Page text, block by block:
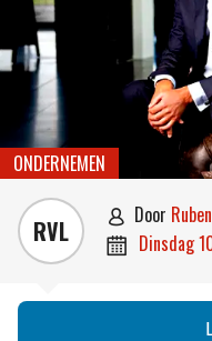
ONDERNEMEN
RVL  door
 dinsdag